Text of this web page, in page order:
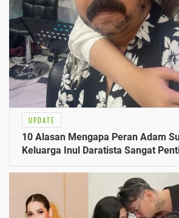
UPDATE
10 Alasan Mengapa Peran Adam
Keluarga Inul Daratista Sangat
Mengejutkan